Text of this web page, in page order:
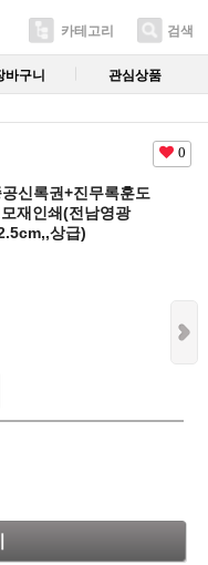
카테고리 검색
바구니 관심상품
0
신록권+진무록훈도
재인쇄(전남영광
상급)